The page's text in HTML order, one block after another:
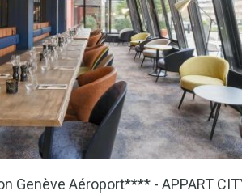
Genève Aéroport**** - APPART